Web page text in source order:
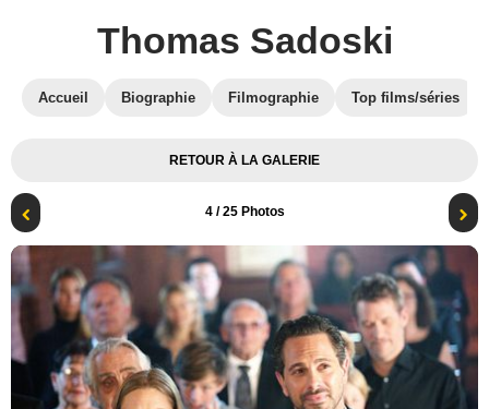
Thomas Sadoski
Accueil Biographie Filmographie Top films/séries
RETOUR À LA GALERIE
4/ 25 Photos